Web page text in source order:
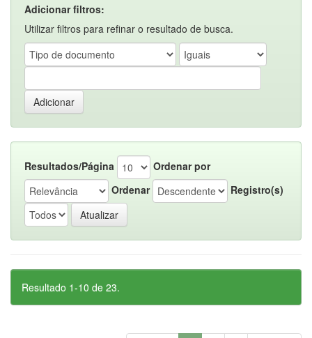
Adicionar filtros:
Utilizar filtros para refinar o resultado de busca.
Resultados/Página
Ordenar por
Ordenar
Registro(s)
Resultado 1-10 de 23.